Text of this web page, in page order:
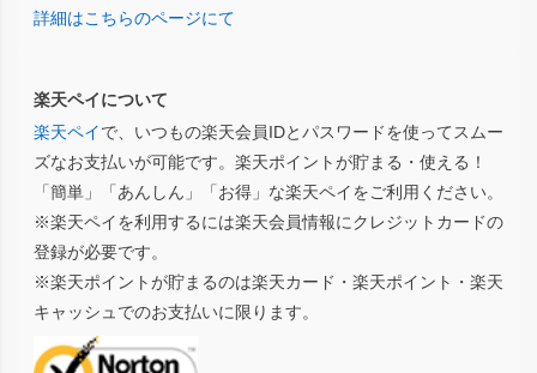
詳細はこちらのページにて
楽天ペイについて
楽天ペイで、いつもの楽天会員IDとパスワードを使ってスムー
ズなお支払いが可能です。楽天ポイントが貯まる・使える！
「簡単」「あんしん」「お得」な楽天ペイをご利用ください。
※楽天ペイを利用するには楽天会員情報にクレジットカードの
登録が必要です。
※楽天ポイントが貯まるのは楽天カード・楽天ポイント・楽天
キャッシュでのお支払いに限ります。